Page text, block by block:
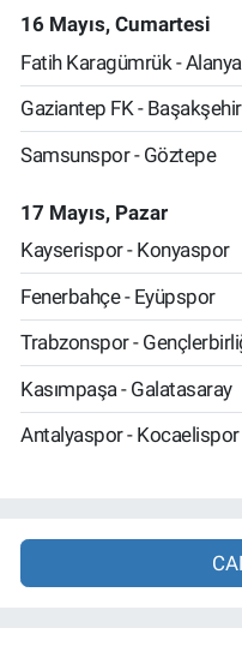
16 Mayıs, Cumartesi
Fatih Karagümrük -
Gaziantep FK - Başakşehir
Samsunspor - Göztepe
17 Mayıs, Pazar
Kayserispor - Konyaspor
Fenerbahçe - Eyüpspor
Trabzonspor -
Kasımpaşa - Galatasaray
Antalyaspor - Kocaelispor